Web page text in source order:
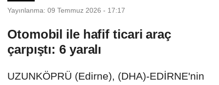
Yayınlanma: 09 Temmuz 2026 - 17:17
Otomobil ile hafif ticari araç
çarpıştı: 6 yaralı
UZUNKÖPRÜ (Edirne), (DHA)-EDİRNE'nin